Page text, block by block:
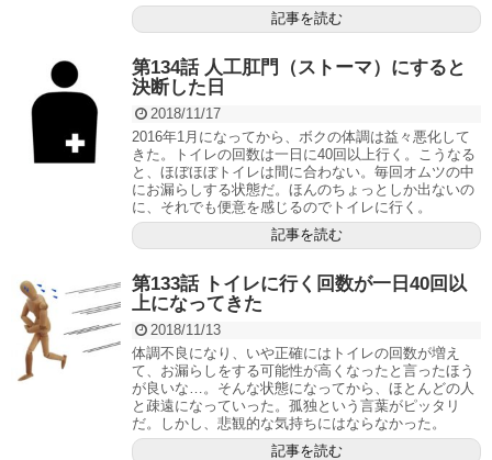
記事を読む
第134話 人工肛門（ストーマ）にすると
決断した日
2018/11/17
2016年1月になってから、ボクの体調は益々悪化して
きた。トイレの回数は一日に40回以上行く。こうなる
と、ほぼほぼトイレは間に合わない。毎回オムツの中
にお漏らしする状態だ。ほんのちょっとしか出ないの
に、それでも便意を感じるのでトイレに行く。
記事を読む
第133話 トイレに行く回数が一日40回以
上になってきた
2018/11/13
体調不良になり、いや正確にはトイレの回数が増え
て、お漏らしをする可能性が高くなったと言ったほう
が良いな…。そんな状態になってから、ほとんどの人
と疎遠になっていった。孤独という言葉がピッタリ
だ。しかし、悲観的な気持ちにはならなかった。
記事を読む